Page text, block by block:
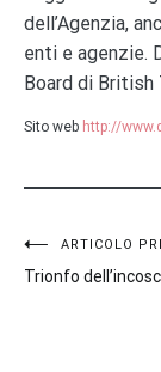
dell’Agenzia,
enti e agenzie.
Board di British
Sito web http://
articoli
ARTICOLO
Trionfo